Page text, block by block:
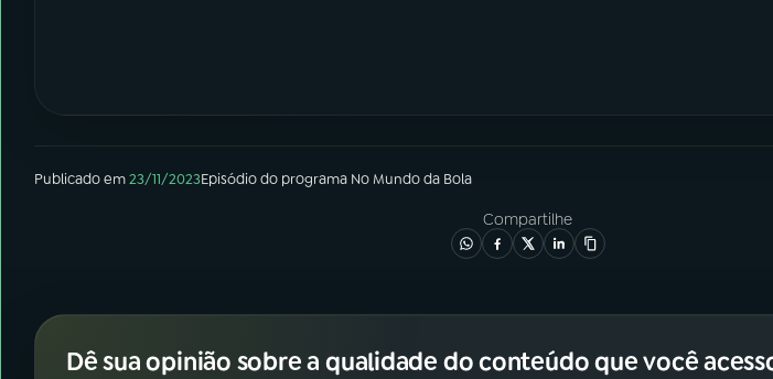
Publicado em23/11/2023Episódiodo programa No Mundo da Bola
Compartilhe
Dê sua opinião sobre a qualidade do conteúdo que você